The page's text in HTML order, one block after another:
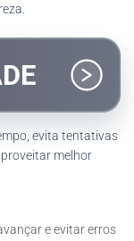
evita tentativas
melhor
e evitar erros